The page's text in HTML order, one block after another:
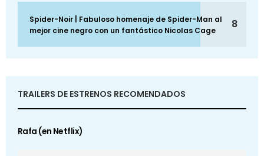
Spider-Noir | Fabuloso homenaje de Spider-Man al
mejor cine negro con un fantástico Nicolas Cage
8
TRAILERS DE ESTRENOS RECOMENDADOS
Rafa (en Netflix)